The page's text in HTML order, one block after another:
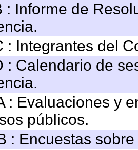
: Informe de
: Integrantes del
: Calendario de
: Evaluaciones y
públicos.
: Encuestas